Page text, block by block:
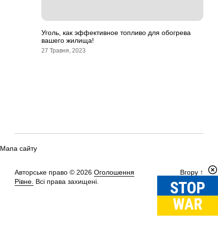
Уголь, как эффективное топливо для обогрева
вашего жилища!
27 Травня, 2023
Мапа сайту
Авторське право © 2026 Оголошення
Рівне. Всі права захищені.
Вгору ↑